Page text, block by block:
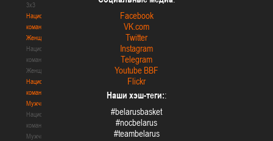
3х3
Национальная
команда.
Женщины
Национальная
команда.
Женщины
Национальная
команда.
Мужчины
Национальная
команда.
Мужчины
Facebook
VK.com
Twitter
Instagram
Telegram
Youtube BBF
Flickr
Наши хэш-теги::
#belarusbasket
#nocbelarus
#teambelarus